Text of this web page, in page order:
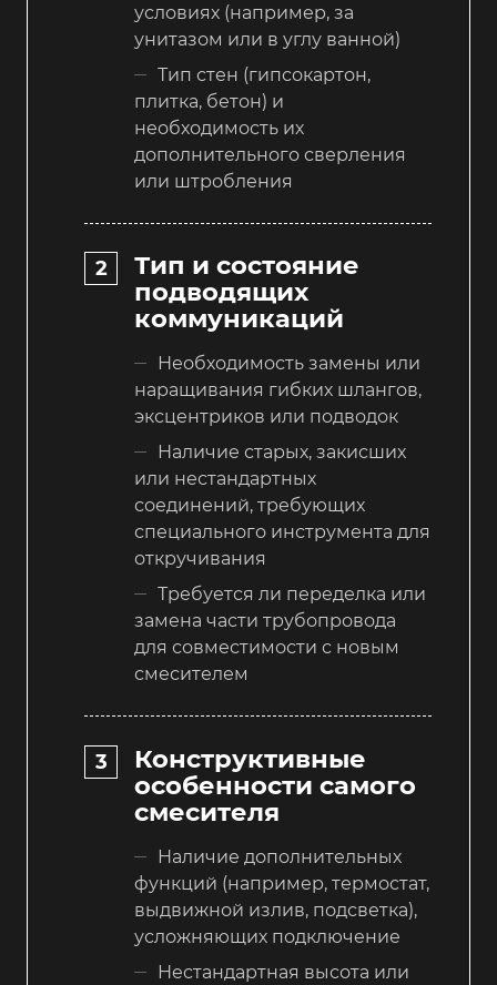
условиях (например, за
унитазом или в углу ванной)
Тип стен (гипсокартон,
плитка, бетон) и
необходимость их
дополнительного сверления
или штробления
Тип и состояние
подводящих
коммуникаций
Необходимость замены или
наращивания гибких шлангов,
эксцентриков или подводок
Наличие старых, закисших
или нестандартных
соединений, требующих
специального инструмента для
откручивания
Требуется ли переделка или
замена части трубопровода
для совместимости с новым
смесителем
Конструктивные
особенности самого
смесителя
Наличие дополнительных
функций (например, термостат,
выдвижной излив, подсветка),
усложняющих подключение
Нестандартная высота или